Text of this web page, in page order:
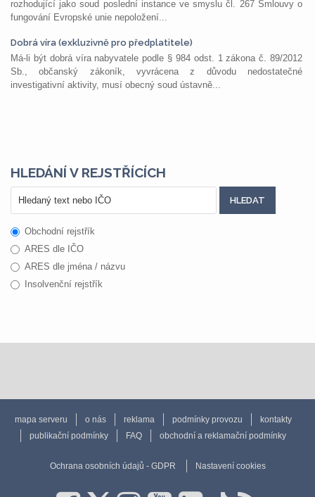
rozhodující jako soud poslední instance ve smyslu čl. 267 Smlouvy o
fungování Evropské unie nepoložení...
Dobrá víra (exkluzivně pro předplatitele)
Má-li být dobrá víra nabyvatele podle § 984 odst. 1 zákona č. 89/2012
Sb., občanský zákoník, vyvrácena z důvodu nedostatečné
investigativní aktivity, musí obecný soud ústavně...
HLEDÁNÍ V REJSTŘÍCÍCH
Obchodní rejstřík
ARES dle IČO
ARES dle jména / názvu
Insolvenční rejstřík
mapa serveru o nás reklama podmínky provozu
kontakty
publikační podmínky
FAQ obchodní a reklamační podmínky
Ochrana osobních údajů - GDPR Nastavení cookies